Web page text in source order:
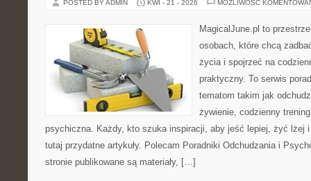
POSTED BY ADMIN KWI - 21 - 2026 MOŻLIWOŚĆ
MagicalJune.pl to
osobach, które chcą
życia i spojrzeć na
praktyczny. To serwis
tematom takim jak
żywienie, codzienny
psychiczna. Każdy, kto szuka inspiracji, aby jeść lepiej, żyć lżej
tutaj przydatne artykuły. Polecam Poradniki Odchudzania i
stronie publikowane są materiały, […]